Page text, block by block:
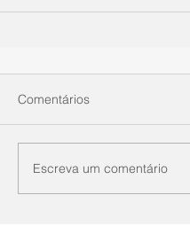
Comentários
Escreva um comentário